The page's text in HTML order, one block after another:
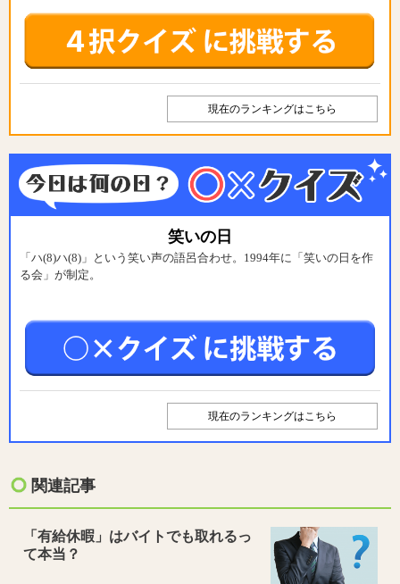
現在のランキングはこちら
笑いの日
「ハ(8)ハ(8)」という笑い声の語呂合わせ。1994年に「笑いの日を作
る会」が制定。
現在のランキングはこちら
関連記事
「有給休暇」はバイトでも取れるっ
て本当？